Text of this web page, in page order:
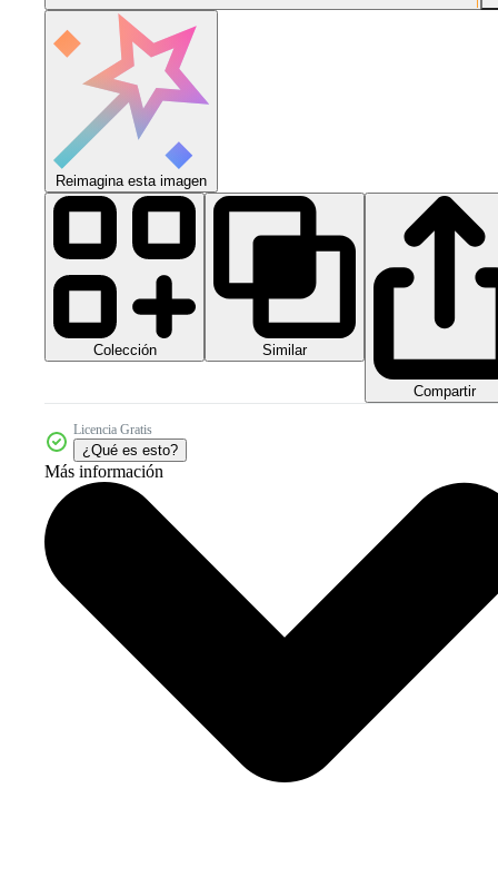
Reimagina esta imagen
Colección Similar
Compartir
Licencia Gratis
¿Qué es esto?
Más información